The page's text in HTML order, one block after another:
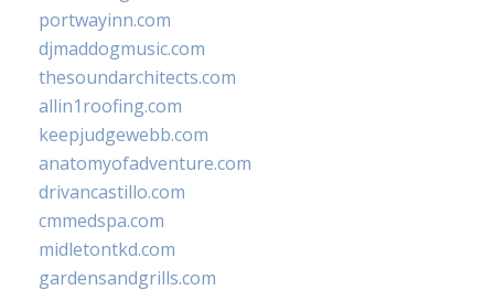
portwayinn.com
djmaddogmusic.com
thesoundarchitects.com
allin1roofing.com
keepjudgewebb.com
anatomyofadventure.com
drivancastillo.com
cmmedspa.com
midletontkd.com
gardensandgrills.com